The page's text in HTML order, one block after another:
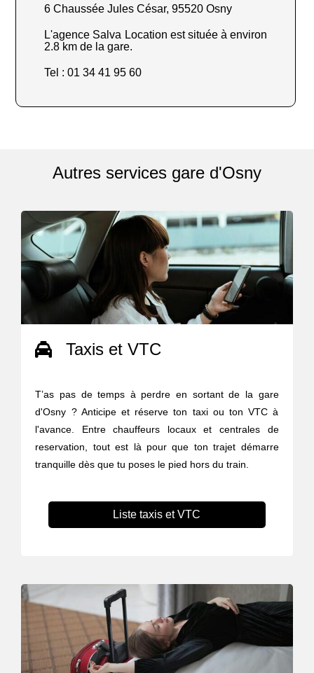
6 Chaussée Jules César, 95520 Osny
L'agence Salva Location est située à environ
2.8 km de la gare.
Tel : 01 34 41 95 60
Autres services gare d'Osny
Taxis et VTC
T’as pas de temps à perdre en sortant de la gare
d'Osny ? Anticipe et réserve ton taxi ou ton VTC à
l'avance. Entre chauffeurs locaux et centrales de
reservation, tout est là pour que ton trajet démarre
tranquille dès que tu poses le pied hors du train.
Liste taxis et VTC